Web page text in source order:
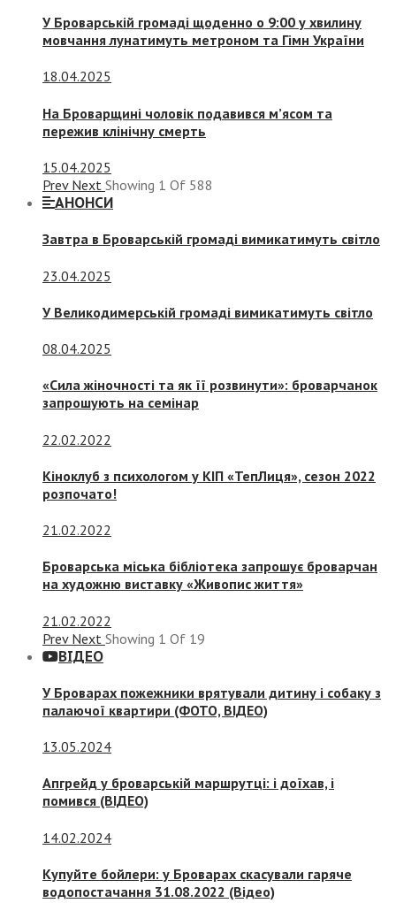
У Броварській громаді щоденно о 9:00 у хвилину
мовчання лунатимуть метроном та Гімн України
18.04.2025
На Броварщині чоловік подавився м’ясом та
пережив клінічну смерть
15.04.2025
Prev Next Showing 1 Of 588
АНОНСИ
Завтра в Броварській громаді вимикатимуть світло
23.04.2025
У Великодимерській громаді вимикатимуть світло
08.04.2025
«Сила жіночності та як її розвинути»: броварчанок
запрошують на семінар
22.02.2022
Кіноклуб з психологом у КІП «ТепЛиця», сезон 2022
розпочато!
21.02.2022
Броварська міська бібліотека запрошує броварчан
на художню виставку «Живопис життя»
21.02.2022
Prev Next Showing 1 Of 19
ВІДЕО
У Броварах пожежники врятували дитину і собаку з
палаючої квартири (ФОТО, ВІДЕО)
13.05.2024
Апгрейд у броварській маршрутці: і доїхав, і
помився (ВІДЕО)
14.02.2024
Купуйте бойлери: у Броварах скасували гаряче
водопостачання 31.08.2022 (Відео)